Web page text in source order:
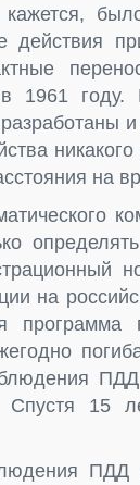
кажется,
1961
на
на
Спустя 15